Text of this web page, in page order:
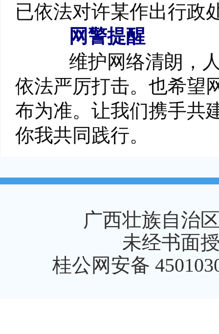
已依法对许某作出行政
网警提醒
维护网络清朗，人
依法严厉打击。也希望
布为准。让我们携手共
你我共同践行。
广西壮族自治
未经书面
桂公网安备